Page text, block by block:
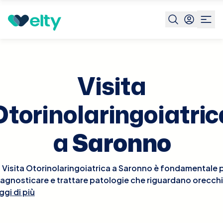
Prenota visita Visita Otorinolaringoiatrica Saronno
Visita
aSaronno
Visita Otorinolaringoiatrica a Saronno è fondamentale
e trattare patologie che riguardano
e gola. Durante la visita, l'otorinolaringoiatra
di più